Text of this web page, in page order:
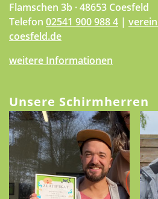
Flamschen 3b · 48653 Coesfeld
Telefon 02541 900 988 4 |
coesfeld.de
weitere Informationen
Unsere Schirmherren